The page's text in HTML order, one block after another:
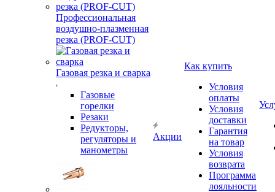
Профессиональная
воздушно-плазменная
резка (PROF-CUT)
Газовая резка и сварка
Газовые
горелки
Резаки
Редукторы,
регуляторы и
манометры
Акции
Как купить
Условия
оплаты
Условия
доставки
Гарантия
на товар
Условия
возврата
Программа
лояльности